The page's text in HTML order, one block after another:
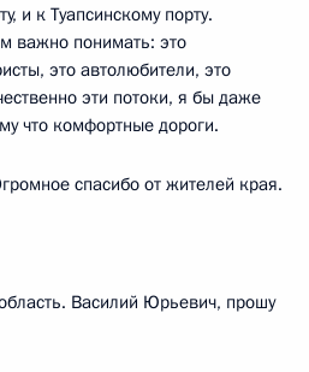
и к Туапсинскому порту.
важно понимать: это
это автолюбители, это
эти потоки, я бы даже
что комфортные дороги.
спасибо от жителей края.
Василий Юрьевич, прошу